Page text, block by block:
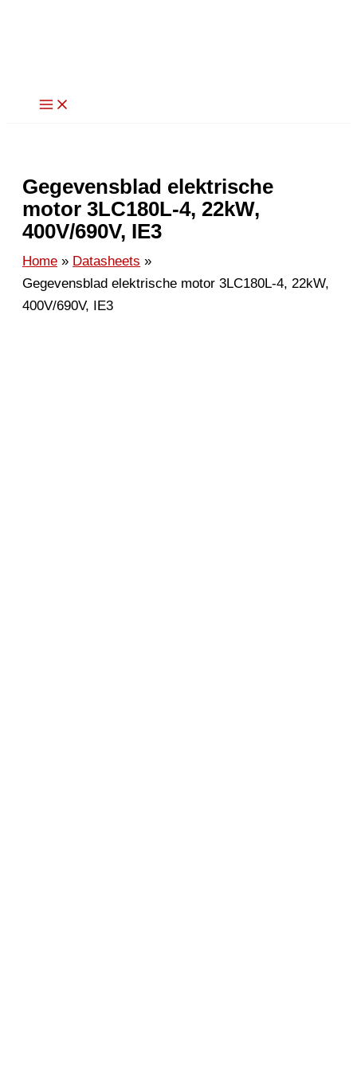
Gegevensblad elektrische
motor 3LC180L-4, 22kW,
400V/690V, IE3
Home
Datasheets
Gegevensblad elektrische motor 3LC180L-4, 22kW,
400V/690V, IE3